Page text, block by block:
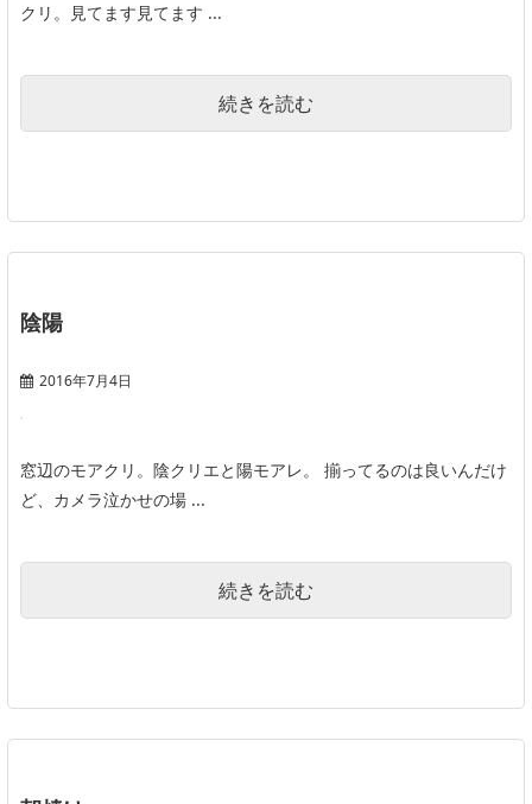
クリ。見てます見てます ...
続きを読む
陰陽
2016年7月4日
窓辺のモアクリ。陰クリエと陽モアレ。 揃ってるのは良いんだけ
ど、カメラ泣かせの場 ...
続きを読む